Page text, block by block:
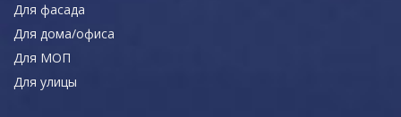
Для фасада
Для дома/офиса
Для МОП
Для улицы